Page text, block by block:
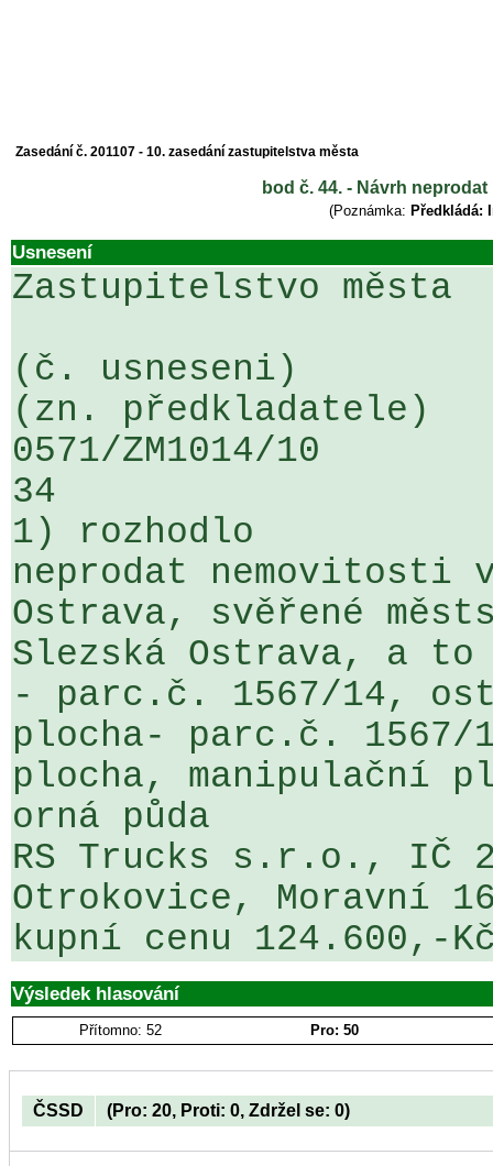
Zasedání č. 201107 - 10. zasedání zastupitelstva města
bod č. 44. - Návrh
(Poznámka: Předkládá:
Usnesení
Zastupitelstvo města
(č. usneseni)
(zn. předkladatele)
0571/ZM1014/10
34
1) rozhodlo
neprodat nemovitosti
Ostrava, svěřené
Slezská Ostrava, a to
- parc.č. 1567/14,
plocha- parc.č.
plocha, manipulační
orná půda
RS Trucks s.r.o., IČ
Otrokovice, Moravní
Výsledek hlasování
Přítomno: 52 Pro: 50
ČSSD (Pro: 20, Proti: 0, Zdržel se: 0)